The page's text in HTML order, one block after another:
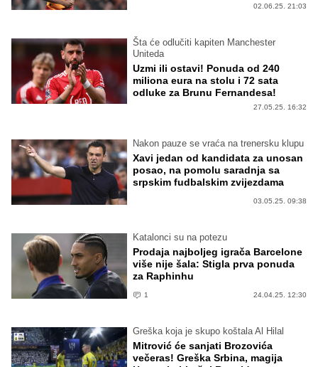
02.06.25. 21:03
Šta će odlučiti kapiten Manchester
Uniteda
Uzmi ili ostavi! Ponuda od 240
miliona eura na stolu i 72 sata
odluke za Brunu Fernandesa!
27.05.25. 16:32
Nakon pauze se vraća na trenersku klupu
Xavi jedan od kandidata za unosan
posao, na pomolu saradnja sa
srpskim fudbalskim zvijezdama
03.05.25. 09:38
Katalonci su na potezu
Prodaja najboljeg igrača Barcelone
više nije šala: Stigla prva ponuda
za Raphinhu
1 24.04.25. 12:30
Greška koja je skupo koštala Al Hilal
Mitrović će sanjati Brozovića
večeras! Greška Srbina, magija